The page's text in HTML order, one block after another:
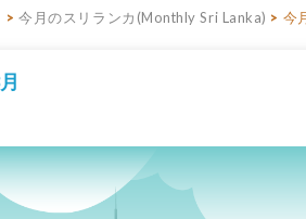
>今月のスリランカ(Monthly Sri Lanka) > 今